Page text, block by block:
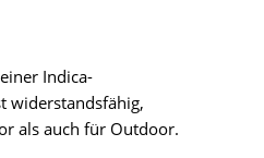
Automatica Seedsman
Indica-
widerstandsfähig,
als auch für Outdoor.